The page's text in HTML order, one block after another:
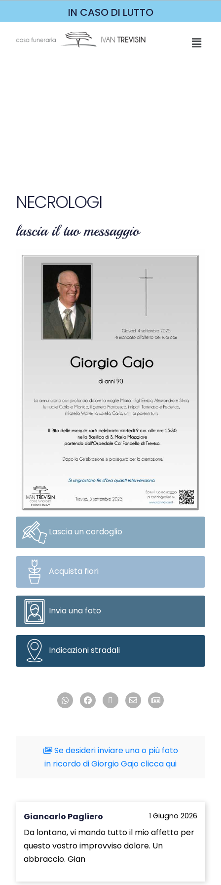
IN CASO DI LUTTO
NECROLOGI
lascia il tuo messaggio
Lascia un cordoglio
Acquista fiori
Invia una foto
Indicazioni stradali
Se desideri inviare una o più foto
in ricordo di Giorgio Gajo clicca qui
Giancarlo Pagliero 1 Giugno 2026
Da lontano, vi mando tutto il mio affetto per
questo vostro improvviso dolore. Un
abbraccio. Gian